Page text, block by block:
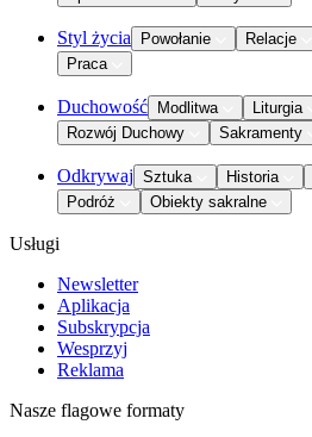
Styl życia Powołanie Relacje
Praca
Duchowość Modlitwa Liturgia
Rozwój Duchowy
Sakramenty
Odkrywaj Sztuka Historia
Podróż
Obiekty sakralne
Usługi
Newsletter
Aplikacja
Subskrypcja
Wesprzyj
Reklama
Nasze flagowe formaty